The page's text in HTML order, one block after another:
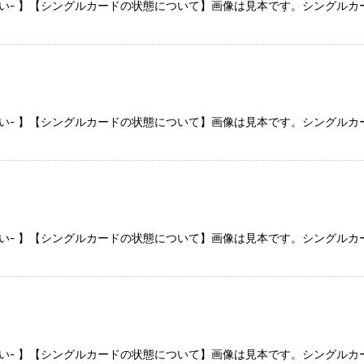
- 】【シングルカードの状態について】画像は見本です。シングル
- 】【シングルカードの状態について】画像は見本です。シングル
- 】【シングルカードの状態について】画像は見本です。シングル
- 】【シングルカードの状態について】画像は見本です。シングル